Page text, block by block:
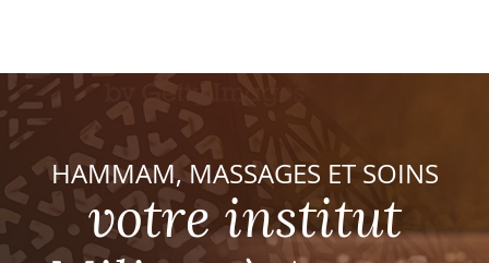
HAMMAM, MASSAGES ET SOINS
votre institut